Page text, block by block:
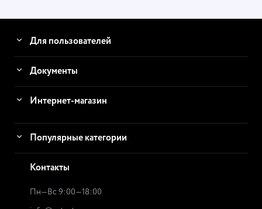
Для пользователей
Документы
Интернет-магазин
Популярные категории
Контакты
Пн—Вс 9:00—18:00